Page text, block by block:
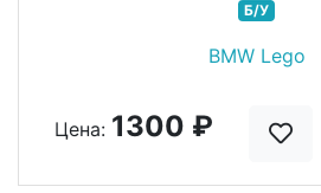
Б/У
BMW Lego
Цена: 1300 ₽